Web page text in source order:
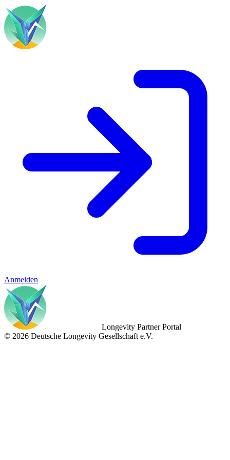
Anmelden
Longevity Partner Portal
© 2026 Deutsche Longevity Gesellschaft e.V.